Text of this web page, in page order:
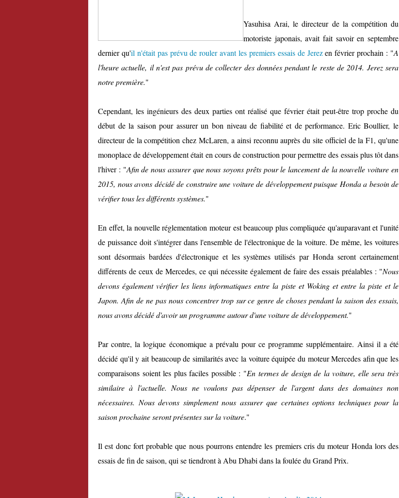
Yasuhisa Arai, le directeur de la compétition du
motoriste japonais, avait fait savoir en septembre
dernier qu'il n'était pas prévu de rouler avant les premiers essais de Jerezen février prochain : "A
l'heure actuelle, il n'est pas prévu de collecter des données pendant le reste de 2014. Jerez sera
notre première."
Cependant, les ingénieurs des deux parties ont réalisé que février était peut-être trop proche du
début de la saison pour assurer un bon niveau de fiabilité et de performance. Eric Boullier, le
directeur de la compétition chez McLaren, a ainsi reconnu auprès du site officiel de la F1, qu'une
monoplace de développement était en cours de construction pour permettre des essais plus tôt dans
l'hiver : "Afin de nous assurer que nous soyons prêts pour le lancement de la nouvelle voiture en
2015, nous avons décidé de construire une voiture de développement puisque Honda a besoin de
vérifier tous les différents systèmes."
En effet, la nouvelle réglementation moteur est beaucoup plus compliquée qu'auparavant et l'unité
de puissance doit s'intégrer dans l'ensemble de l'électronique de la voiture. De même, les voitures
sont désormais bardées d'électronique et les systèmes utilisés par Honda seront certainement
différents de ceux de Mercedes, ce qui nécessite également de faire des essais préalables : "Nous
devons également vérifier les liens informatiques entre la piste et Woking et entre la piste et le
Japon. Afin de ne pas nous concentrer trop sur ce genre de choses pendant la saison des essais,
nous avons décidé d'avoir un programme autour d'une voiture de développement."
Par contre, la logique économique a prévalu pour ce programme supplémentaire. Ainsi il a été
décidé qu'il y ait beaucoup de similarités avec la voiture équipée du moteur Mercedes afin que les
comparaisons soient les plus faciles possible : "En termes de design de la voiture, elle sera très
similaire à l'actuelle. Nous ne voulons pas dépenser de l'argent dans des domaines non
nécessaires. Nous devons simplement nous assurer que certaines options techniques pour la
saison prochaine seront présentes sur la voiture."
Il est donc fort probable que nous pourrons entendre les premiers cris du moteur Honda lors des
essais de fin de saison, qui se tiendront à Abu Dhabi dans la foulée du Grand Prix.